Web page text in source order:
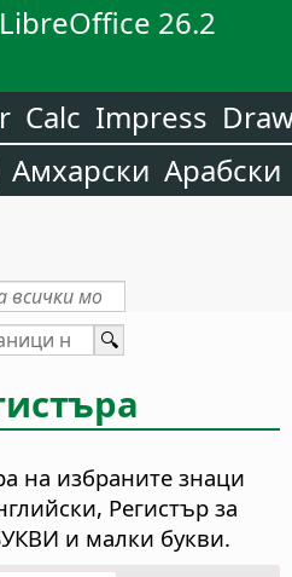
26.2
Calc Impress
Амхарски Арабски
на избраните знаци
Регистър за
и малки букви.